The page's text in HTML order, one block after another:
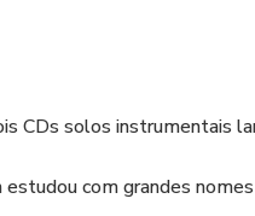
CDs solos instrumentais
com grandes nomes